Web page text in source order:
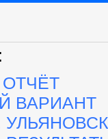
ВАРИАНТ
УЛЬЯНОВСК